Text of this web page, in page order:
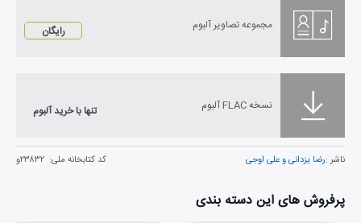
مجموعه تصاویر آلبوم رایگان
نسخه FLAC آلبوم تنها با خرید آلبوم
ناشر :رضا یزدانی و علی اوجی کد کتابخانه ملی: ۲۳۸۳۲و
پرفروش های این دسته بندی